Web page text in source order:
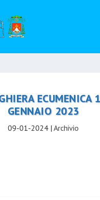
ECUMENICA
GENNAIO 2023
09-01-2024 |Archivio